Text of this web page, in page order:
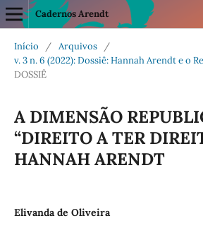
Cadernos Arendt
Início / Arquivos
/
v. 3 n. 6 (2022): Dossiê: Hannah Arendt e o
DOSSIÊ
A DIMENSÃO
“DIREITO A TER
HANNAH ARENDT
Elivanda de Oliveira